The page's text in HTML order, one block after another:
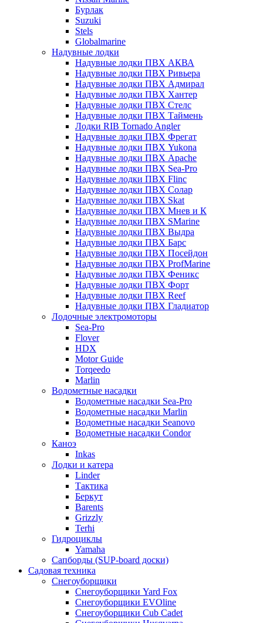
Бурлак
Suzuki
Stels
Globalmarine
Надувные лодки
Надувные лодки ПВХ АКВА
Надувные лодки ПВХ Ривьера
Надувные лодки ПВХ Адмирал
Надувные лодки ПВХ Хантер
Надувные лодки ПВХ Стелс
Надувные лодки ПВХ Таймень
Лодки RIB Tornado Angler
Надувные лодки ПВХ Фрегат
Надувные лодки ПВХ Yukona
Надувные лодки ПВХ Apache
Надувные лодки ПВХ Sea-Pro
Надувные лодки ПВХ Flinc
Надувные лодки ПВХ Солар
Надувные лодки ПВХ Skat
Надувные лодки ПВХ Мнев и К
Надувные лодки ПВХ SMarine
Надувные лодки ПВХ Выдра
Надувные лодки ПВХ Барс
Надувные лодки ПВХ Посейдон
Надувные лодки ПВХ ProfMarine
Надувные лодки ПВХ Феникс
Надувные лодки ПВХ Форт
Надувные лодки ПВХ Reef
Надувные лодки ПВХ Гладиатор
Лодочные электромоторы
Sea-Pro
Flover
HDX
Motor Guide
Torqeedo
Marlin
Водометные насадки
Водометные насадки Sea-Pro
Водометные насадки Marlin
Водометные насадки Seanovo
Водометные насадки Condor
Каноэ
Inkas
Лодки и катера
Linder
Тактика
Беркут
Barents
Grizzly
Terhi
Гидроциклы
Yamaha
Сапборды (SUP-board доски)
Садовая техника
Снегоуборщики
Снегоуборщики Yard Fox
Снегоуборщики EVOline
Снегоуборщики Cub Cadet